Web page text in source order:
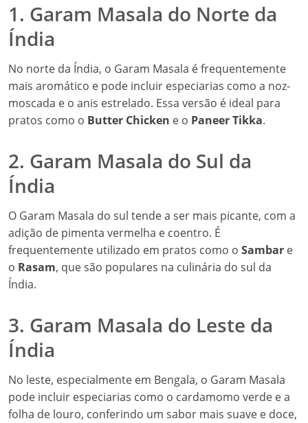
1. Garam Masala do Norte da
Índia
No norte da Índia, o Garam Masala é frequentemente
mais aromático e pode incluir especiarias como a noz-
moscada e o anis estrelado. Essa versão é ideal para
pratos como o Butter Chicken e o Paneer Tikka.
2. Garam Masala do Sul da
Índia
O Garam Masala do sul tende a ser mais picante, com a
adição de pimenta vermelha e coentro. É
frequentemente utilizado em pratos como o Sambar e
o Rasam, que são populares na culinária do sul da
Índia.
3. Garam Masala do Leste da
Índia
No leste, especialmente em Bengala, o Garam Masala
pode incluir especiarias como o cardamomo verde e a
folha de louro, conferindo um sabor mais suave e doce,